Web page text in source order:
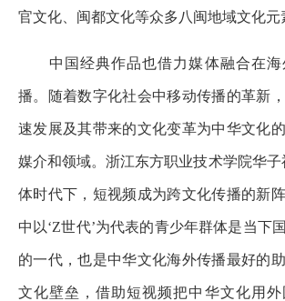
官文化、闽都文化等众多八闽地域文化元
中国经典作品也借力媒体融合在海
播。随着数字化社会中移动传播的革新
速发展及其带来的文化变革为中华文化
媒介和领域。浙江东方职业技术学院华子
体时代下，短视频成为跨文化传播的新
中以‘Z世代’为代表的青少年群体是当下
的一代，也是中华文化海外传播最好的
文化壁垒，借助短视频把中华文化用